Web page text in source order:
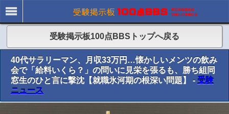
受験掲示板100点BBSトップへ戻る
40代サラリーマン、月収33万円…懐かしいメンツの飲み
会で「給料いくら？」の問いに見栄を張るも、勝ち組同
窓生のひと言に撃沈【就職氷河期の根深い問題】 - 受験
ニュース